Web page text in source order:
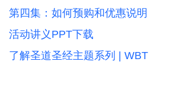
第四集：如何预购和优惠说明
活动讲义PPT下载
了解圣道圣经主题系列 | WBT